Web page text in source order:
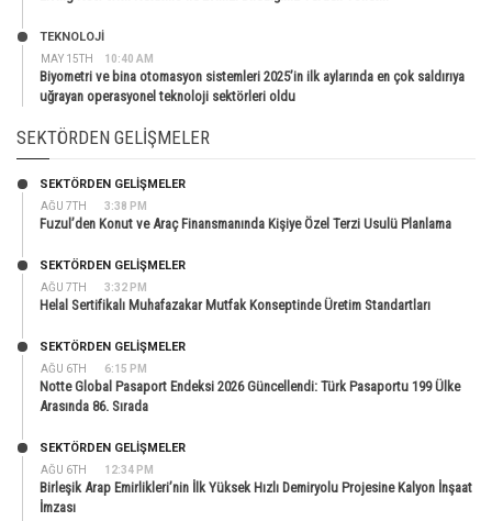
MAY 15TH 10:40 AM
TEKNOLOJİ
Biyometri ve bina otomasyon sistemleri 2025’in ilk aylarında en çok saldırıya
uğrayan operasyonel teknoloji sektörleri oldu
SEKTÖRDEN GELIŞMELER
AĞU 7TH 3:38 PM
SEKTÖRDEN GELIŞMELER
Fuzul’den Konut ve Araç Finansmanında Kişiye Özel Terzi Usulü Planlama
AĞU 7TH 3:32 PM
SEKTÖRDEN GELIŞMELER
Helal Sertifikalı Muhafazakar Mutfak Konseptinde Üretim Standartları
AĞU 6TH 6:15 PM
SEKTÖRDEN GELIŞMELER
Notte Global Pasaport Endeksi 2026 Güncellendi: Türk Pasaportu 199 Ülke
Arasında 86. Sırada
AĞU 6TH 12:34 PM
SEKTÖRDEN GELIŞMELER
Birleşik Arap Emirlikleri’nin İlk Yüksek Hızlı Demiryolu Projesine Kalyon İnşaat
İmzası